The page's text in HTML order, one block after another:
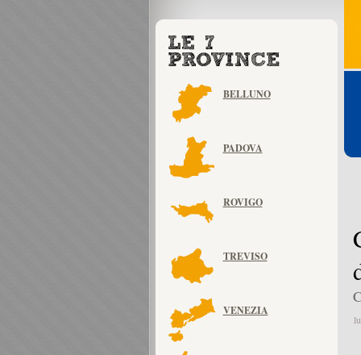
BELLUNO
PADOVA
ROVIGO
TREVISO
VENEZIA